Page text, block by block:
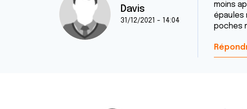
Davis
31/12/2021 - 14:04
moins
épaules
poches